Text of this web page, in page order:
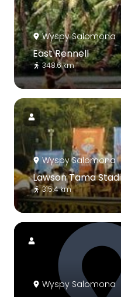
Wyspy Salomona
East Rennell
348.6 km
Wyspy Salomona
Lawson Tama
315.4 km
Wyspy Salomona